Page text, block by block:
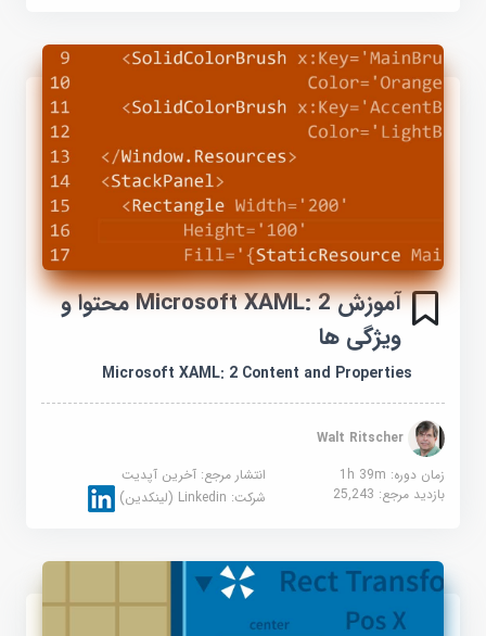
آموزش Microsoft XAML: 2 محتوا و
ویژگی ها
Microsoft XAML: 2 Content and Properties
Walt Ritscher
زمان دوره: 1h 39m
انتشار مرجع:آخرین آپدیت
بازدید مرجع:25,243 شرکت:Linkedin (لینکدین)